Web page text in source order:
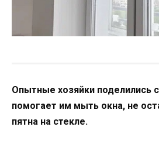
Опытные хозяйки поделились
помогает им мыть окна, не
пятна на стекле.